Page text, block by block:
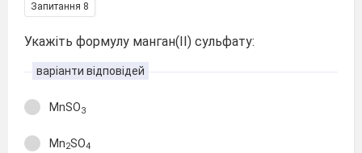
Запитання 8
Укажіть формулу манган(ІІ) сульфату:
варіанти відповідей
MnSO3
Mn2SO4